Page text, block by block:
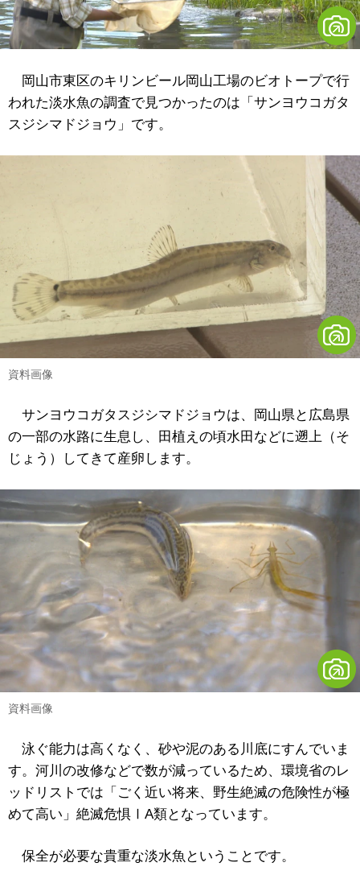
岡山市東区のキリンビール岡山工場のビオトープで行
われた淡水魚の調査で見つかったのは「サンヨウコガタ
スジシマドジョウ」です。
資料画像
サンヨウコガタスジシマドジョウは、岡山県と広島県
の一部の水路に生息し、田植えの頃水田などに遡上（そ
じょう）してきて産卵します。
資料画像
泳ぐ能力は高くなく、砂や泥のある川底にすんでいま
す。河川の改修などで数が減っているため、環境省のレ
ッドリストでは「ごく近い将来、野生絶滅の危険性が極
めて高い」絶滅危惧ⅠA類となっています。
保全が必要な貴重な淡水魚ということです。